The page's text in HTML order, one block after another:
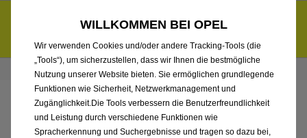
Händlerbereich von Georg Schmidt GmbH
6.000 € staatliche Förderungsprämie für E-Autos und Plug-in-
Hybride. Mehr erfahren >>
WILLKOMMEN BEI OPEL
Wir verwenden Cookies und/oder andere Tracking-Tools (die
„Tools“), um sicherzustellen, dass wir Ihnen die bestmögliche
Nutzung unserer Website bieten. Sie ermöglichen grundlegende
Funktionen wie Sicherheit, Netzwerkmanagement und
Zugänglichkeit.Die Tools verbessern die Benutzerfreundlichkeit
und Leistung durch verschiedene Funktionen wie
Spracherkennung und Suchergebnisse und tragen so dazu bei,